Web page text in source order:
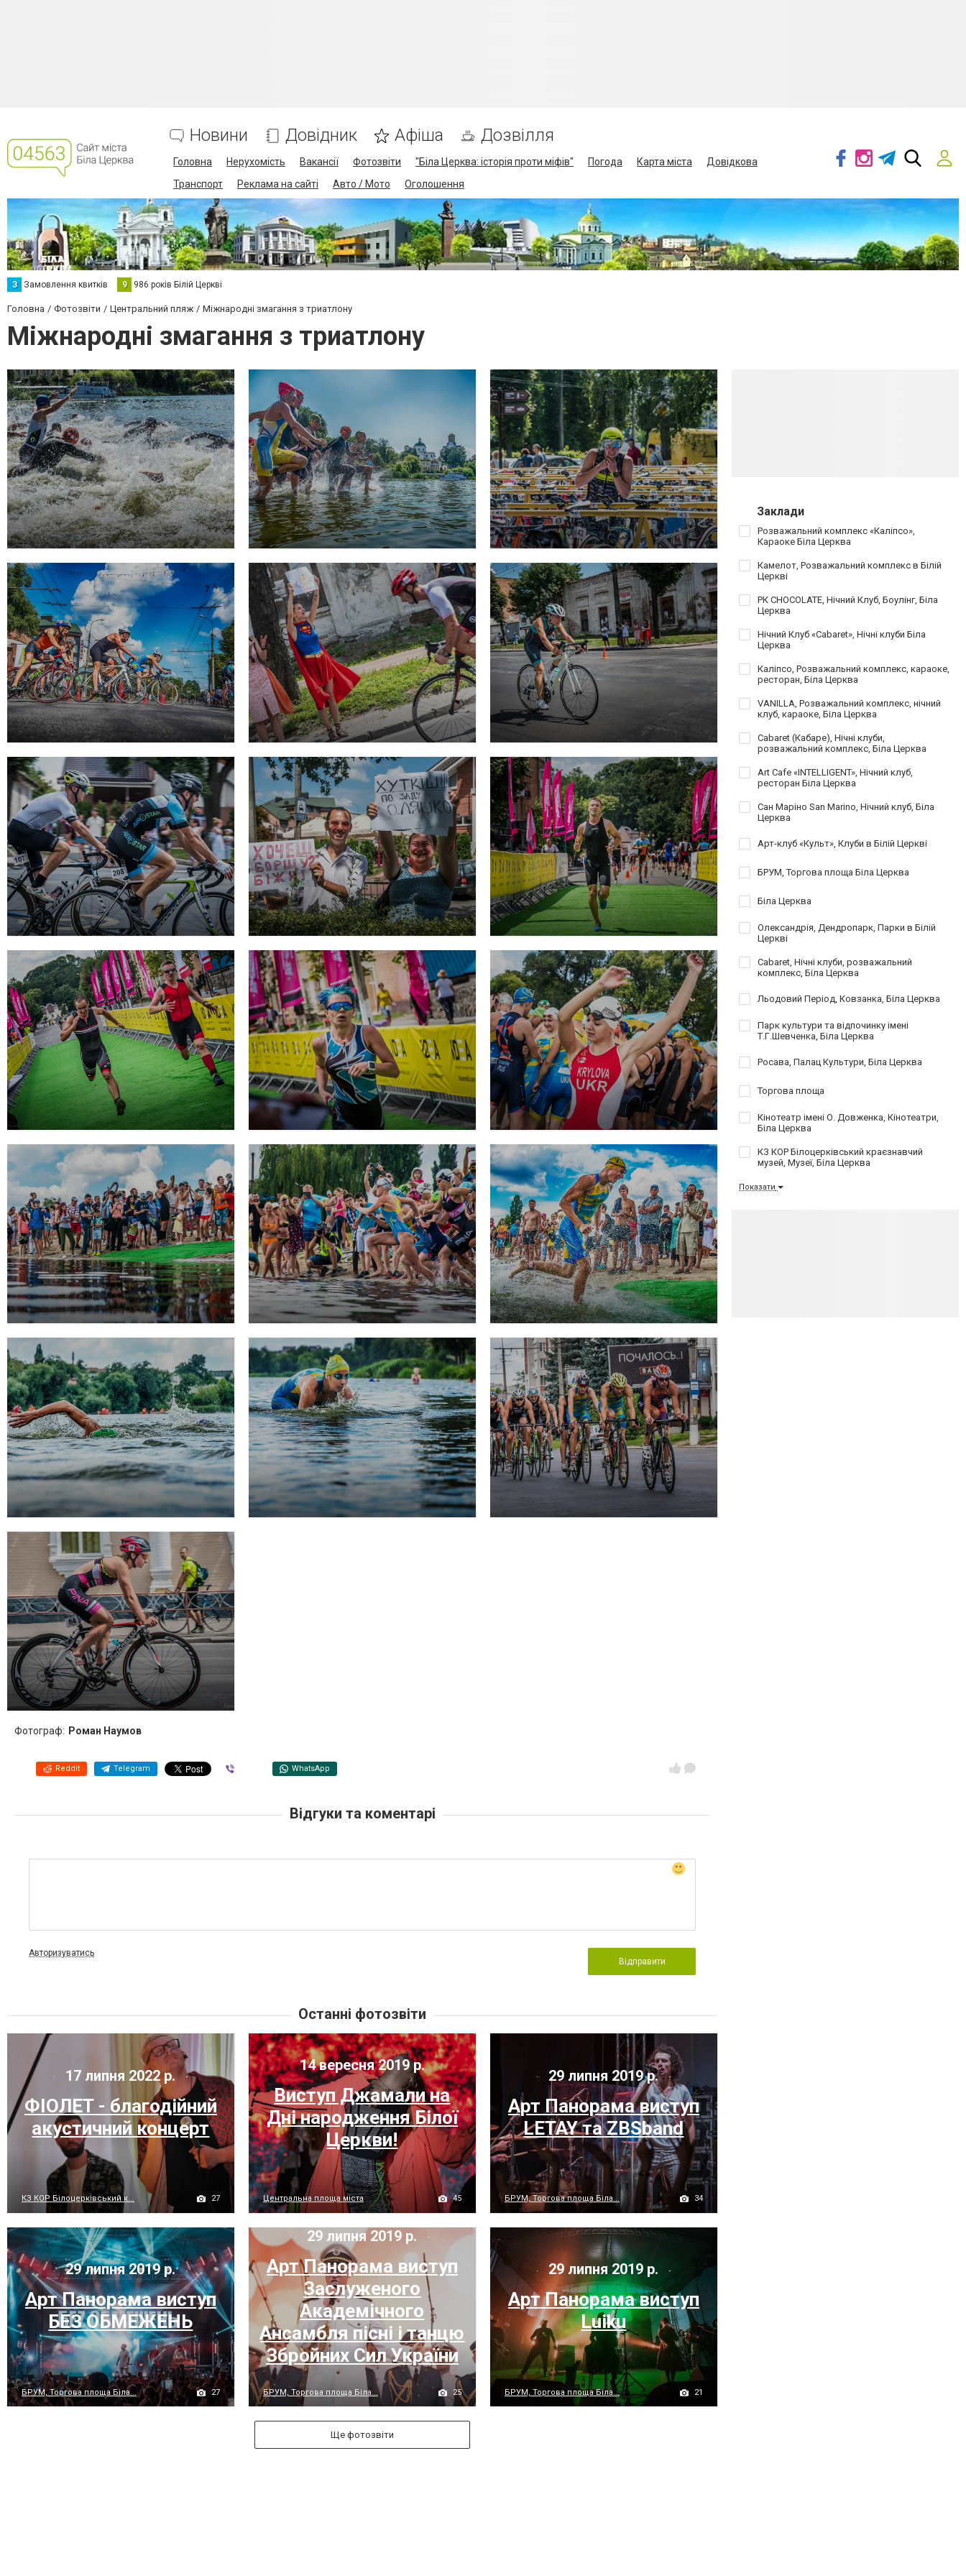
Новини Довідник Афіша Дозвілля
Головна Нерухомість Вакансії Фотозвіти "Біла Церква: історія проти міфів" Погода Карта міста
Довідкова
Транспорт
Реклама на сайті Авто / Мото Оголошення
З Замовлення квитків 9 986 років Білій Церкві
Головна Фотозвіти Центральний пляж Міжнародні змагання з триатлону
Міжнародні змагання з триатлону
Фотограф: Роман Наумов
Reddit Telegram WhatsApp
Відгуки та коментарі
Авторизуватись
Відправити
Заклади
Розважальний комплекс «Каліпсо»,
Караоке Біла Церква
Камелот, Розважальний комплекс в Білій
Церкві
РК CHOCOLATE, Нічний Клуб, Боулінг, Біла
Церква
Нічний Клуб «Cabaret», Нічні клуби Біла
Церква
Каліпсо, Розважальний комплекс, караоке,
ресторан, Біла Церква
VANILLA, Розважальний комплекс, нічний
клуб, караоке, Біла Церква
Cabaret (Кабаре), Нічні клуби,
розважальний комплекс, Біла Церква
Art Cafe «INTELLIGENT», Нічний клуб,
ресторан Біла Церква
Сан Маріно San Marino, Нічний клуб, Біла
Церква
Арт-клуб «Культ», Клуби в Білій Церкві
БРУМ, Торгова площа Біла Церква
Біла Церква
Олександрія, Дендропарк, Парки в Білій
Церкві
Cabaret, Нічні клуби, розважальний
комплекс, Біла Церква
Льодовий Період, Ковзанка, Біла Церква
Парк культури та відпочинку імені
Т.Г.Шевченка, Біла Церква
Росава, Палац Культури, Біла Церква
Торгова площа
Кінотеатр імені О. Довженка, Кінотеатри,
Біла Церква
КЗ КОР Білоцерківський краєзнавчий
музей, Музеї, Біла Церква
Показати
Останні фотозвіти
17 липня 2022 р.
ФІОЛЕТ - благодійний
акустичний концерт
КЗ КОР Білоцерківський к... 27
14 вересня 2019 р.
Виступ Джамали на
Дні народження Білої
Церкви!
Центральна площа міста 45
29 липня 2019 р.
Арт Панорама виступ
LETAY та ZBSband
БРУМ, Торгова площа Біла... 34
29 липня 2019 р.
Арт Панорама виступ
БЕЗ ОБМЕЖЕНЬ
БРУМ, Торгова площа Біла... 27
29 липня 2019 р.
Арт Панорама виступ
Заслуженого
Академічного
Ансамбля пісні і танцю
Збройних Сил України
БРУМ, Торгова площа Біла... 25
29 липня 2019 р.
Арт Панорама виступ
Luiku
БРУМ, Торгова площа Біла... 21
Ще фотозвіти